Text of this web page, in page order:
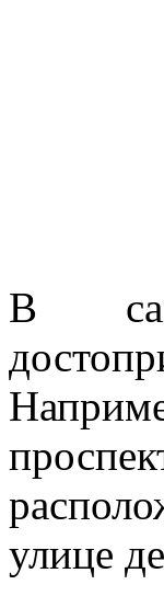
В
улице